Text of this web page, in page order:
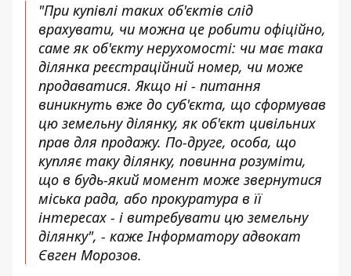
"При купівлі таких об'єктів слід
врахувати, чи можна це робити офіційно,
саме як об'єкту нерухомості: чи має така
ділянка реєстраційний номер, чи може
продаватися. Якщо ні - питання
виникнуть вже до суб'єкта, що сформував
цю земельну ділянку, як об'єкт цивільних
прав для продажу. По-друге, особа, що
купляє таку ділянку, повинна розуміти,
що в будь-який момент може звернутися
міська рада, або прокуратура в її
інтересах - і витребувати цю земельну
ділянку", - каже Інформатору адвокат
Євген Морозов.